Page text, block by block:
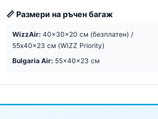
📏 Размери на ръчен багаж
WizzAir: 40x30x20 см (безплатен) /
55x40x23 см (WIZZ Priority)
Bulgaria Air: 55x40x23 см